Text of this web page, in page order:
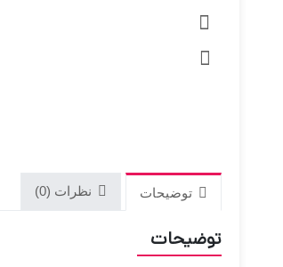
توضیحات نظرات (0)
توضیحات